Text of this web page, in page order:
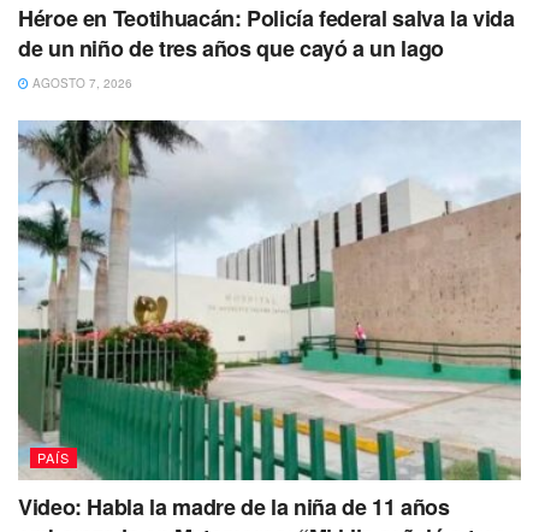
De manera preliminar trascendió qué sujetos armados
intentaron despojar de un vehículo a una familia, sin
embargo al intentar unir los sicarios comenzaron a
rafaguear matando al joven y al niño que se encontraban
jugando en la calle.
Tags: ataque iglesia católica muertos
violencia
Zacatecas
Héroe en Teotihuacán: Policía federal salva la vida
de un niño de tres años que cayó a un lago
AGOSTO 7, 2026
PAÍS
Video: Habla la madre de la niña de 11 años